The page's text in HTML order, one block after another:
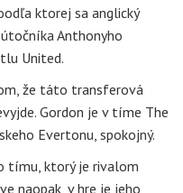
ktorej sa anglický
Anthonyho
United.
že táto transferová
Gordon je v tíme The
Evertonu, spokojný.
tímu, ktorý je rivalom
naopak, v hre je jeho